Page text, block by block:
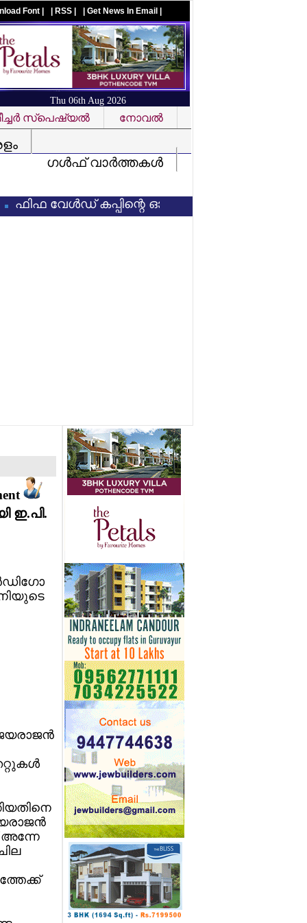
Font | | RSS | | Get News In Email |
Thu 06th Aug 2026
സ്‌പെഷ്യല്‍
നോവല്‍
ഗള്‍ഫ് വാര്‍ത്തകള്‍
വേള്‍ഡ് കപ്പിന്റെ ഓഹരി വില്‍ക്കാനുള്ള നീക്കം
ഇ.പി.
അന്നേ